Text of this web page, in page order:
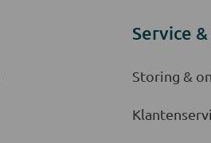
Service
Storing &